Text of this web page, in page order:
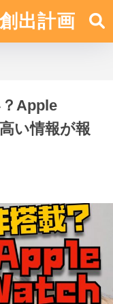
出計画
Apple
い情報が報